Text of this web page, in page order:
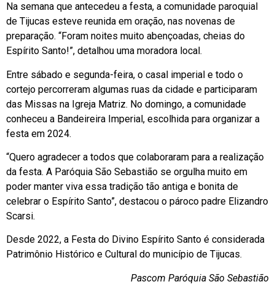
Na semana que antecedeu a festa, a comunidade paroquial
de Tijucas esteve reunida em oração, nas novenas de
preparação. “Foram noites muito abençoadas, cheias do
Espírito Santo!”, detalhou uma moradora local.
Entre sábado e segunda-feira, o casal imperial e todo o
cortejo percorreram algumas ruas da cidade e participaram
das Missas na Igreja Matriz. No domingo, a comunidade
conheceu a Bandeireira Imperial, escolhida para organizar a
festa em 2024.
“Quero agradecer a todos que colaboraram para a realização
da festa. A Paróquia São Sebastião se orgulha muito em
poder manter viva essa tradição tão antiga e bonita de
celebrar o Espírito Santo”, destacou o pároco padre Elizandro
Scarsi.
Desde 2022, a Festa do Divino Espírito Santo é considerada
Patrimônio Histórico e Cultural do município de Tijucas.
Pascom Paróquia São Sebastião